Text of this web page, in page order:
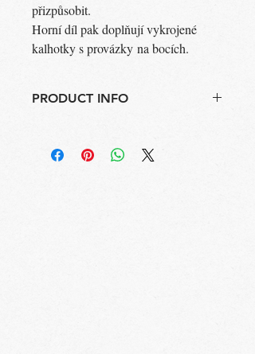
přizpůsobit.
Horní díl pak doplňují vykrojené
kalhotky s provázky na bocích.
PRODUCT INFO
Složení: 80% Polyamid, 20% Elastan